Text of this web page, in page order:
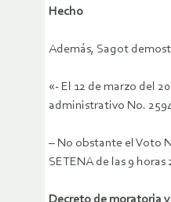
Hecho
Además, Sagot
«- El 12 de marzo del
administrativo No.
– No obstante el Voto
SETENA de las 9